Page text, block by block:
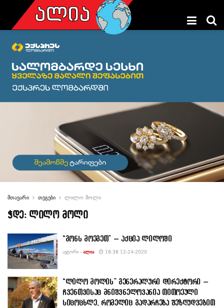
მთავარი თეგები ლილო მოლი
ჭდე: ლილო მოლი
“გონს მოეგეთ” – აქცია ლილოში
ᲐᲕᲢᲝᲠᲘ - ᲐᲚᲘᲐ 16:38 12-24-2020
“ლილო მოლის” გენერალური დირექტორი –
ჩვენთვისაც მნიშვნელოვანია თითოეული
სიცოცხლე, რომელიც გადარჩება შეზღუდვებით